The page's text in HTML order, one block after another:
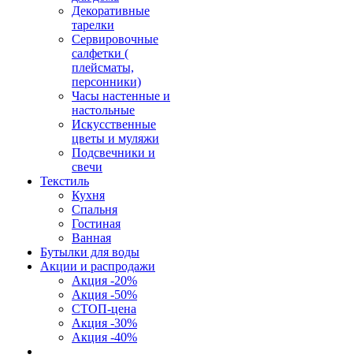
Декоративные
тарелки
Сервировочные
салфетки (
плейсматы,
персонники)
Часы настенные и
настольные
Искусственные
цветы и муляжи
Подсвечники и
свечи
Текстиль
Кухня
Спальня
Гостиная
Ванная
Бутылки для воды
Акции и распродажи
Акция -20%
Акция -50%
СТОП-цена
Акция -30%
Акция -40%